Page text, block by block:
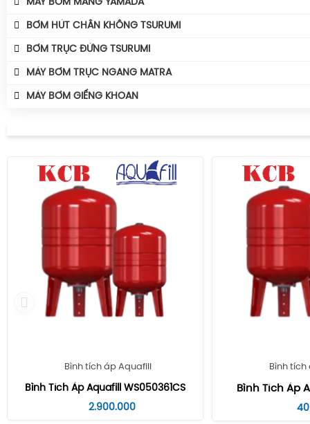
MÁY BƠM MÀNG YAMADA
BƠM HÚT CHÂN KHÔNG TSURUMI
BƠM TRỤC ĐỨNG TSURUMI
MÁY BƠM TRỤC NGANG MATRA
MÁY BƠM GIẾNG KHOAN
Bình tích áp Aquafill
Bình Tích Áp Aquafill WS050361CS
2.900.000
Bình tích
Bình Tích Áp